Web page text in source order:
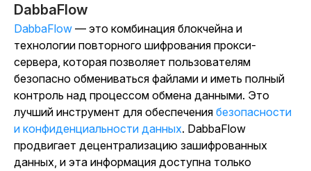
DabbaFlow
DabbaFlow — это комбинация блокчейна и
технологии повторного шифрования прокси-
сервера, которая позволяет пользователям
безопасно обмениваться файлами и иметь полный
контроль над процессом обмена данными. Это
лучший инструмент для обеспечения безопасности
и конфиденциальности данных. DabbaFlow
продвигает децентрализацию зашифрованных
данных, и эта информация доступна только